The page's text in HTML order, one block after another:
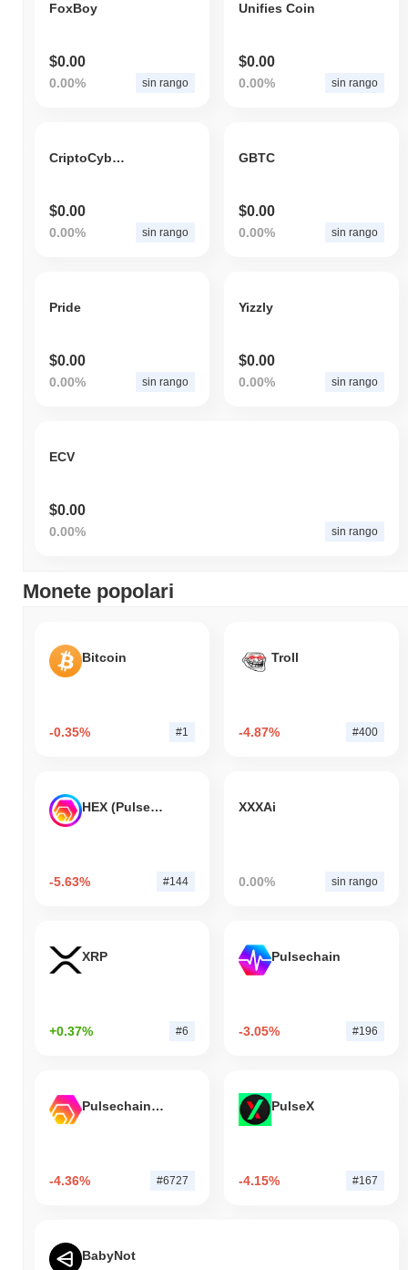
FoxBoy
$0.00
0.00% sin rango
Unifies Coin
$0.00
0.00% sin rango
CriptoCyberExchange
$0.00
0.00% sin rango
GBTC
$0.00
0.00% sin rango
Pride
$0.00
0.00% sin rango
Yizzly
$0.00
0.00% sin rango
ECV
$0.00
0.00% sin rango
Monete popolari
Bitcoin
-0.35% #1
Troll
-4.87% #400
HEX (Pulsechain)
-5.63% #144
XXXAi
0.00% sin rango
XRP
+0.37% #6
Pulsechain
-3.05% #196
Pulsechain Bridged HEX (Pulsechain)
-4.36% #6727
PulseX
-4.15% #167
BabyNot